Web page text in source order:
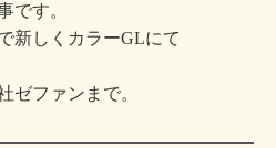
です。
新しくカラーGLにて
ゼファンまで。